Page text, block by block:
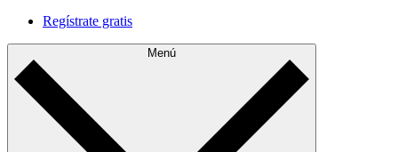
Regístrate gratis
Menú